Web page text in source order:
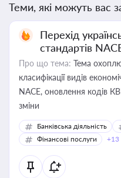
Теми, які можуть вас
Перехід
стандартів
Про що тема: Тема
класифікації видів
NACE, оновлення кодів
зміни
Банківська діяльність
Фінансові послуги
+13